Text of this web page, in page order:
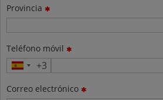
Provincia
Teléfono móvil
Correo electrónico